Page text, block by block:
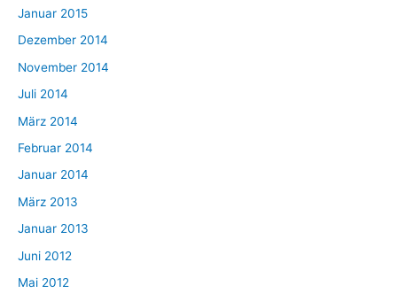
Januar 2015
Dezember 2014
November 2014
Juli 2014
März 2014
Februar 2014
Januar 2014
März 2013
Januar 2013
Juni 2012
Mai 2012